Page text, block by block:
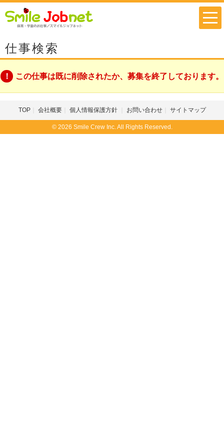
仕事検索
この仕事は既に削除されたか、募集を終了しております。
TOP 会社概要 個人情報保護方針 お問い合わせ サイトマップ
© 2026 Smile Crew Inc. All Rights Reserved.